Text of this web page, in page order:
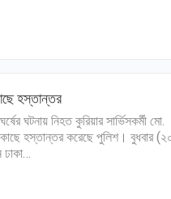
হস্তান্তর
ঘটনায় নিহত কুরিয়ার সার্ভিসকর্মী মো.
কাছে হস্তান্তর করেছে পুলিশ। বুধবার